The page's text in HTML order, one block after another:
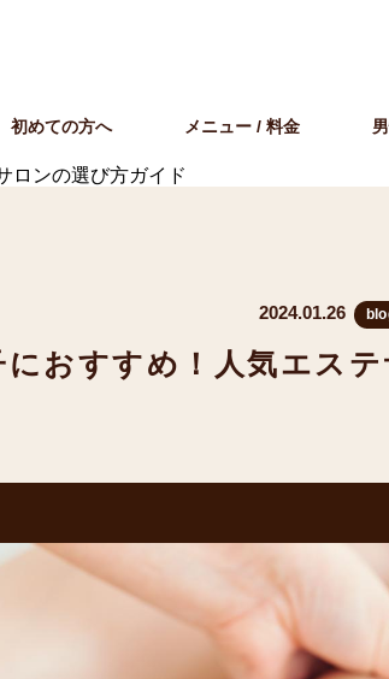
初めての方へ メニュー / 料金
ロンの選び方ガイド
2024.01.26
におすすめ！人気エス